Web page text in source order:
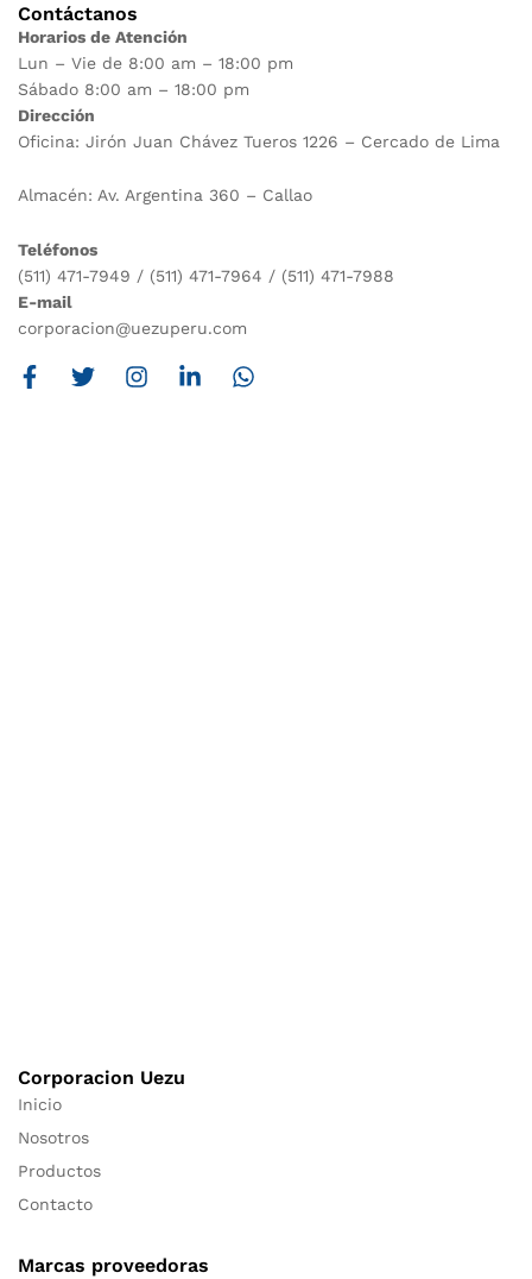
Contáctanos
Horarios de Atención
Lun – Vie de 8:00 am – 18:00 pm
Sábado 8:00 am – 18:00 pm
Dirección
Oficina: Jirón Juan Chávez Tueros 1226 – Cercado de Lima
Almacén: Av. Argentina 360 – Callao
Teléfonos
(511) 471-7949 / (511) 471-7964 / (511) 471-7988
E-mail
corporacion@uezuperu.com
Corporacion Uezu
Inicio
Nosotros
Productos
Contacto
Marcas proveedoras